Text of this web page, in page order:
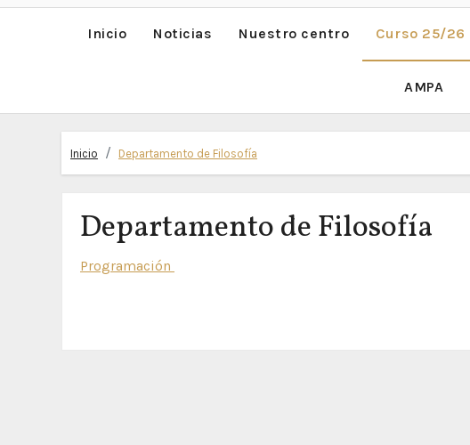
Inicio Noticias Nuestro centro Curso 25/26
AMPA
Inicio Departamento de Filosofía
Departamento de Filosofía
Programación